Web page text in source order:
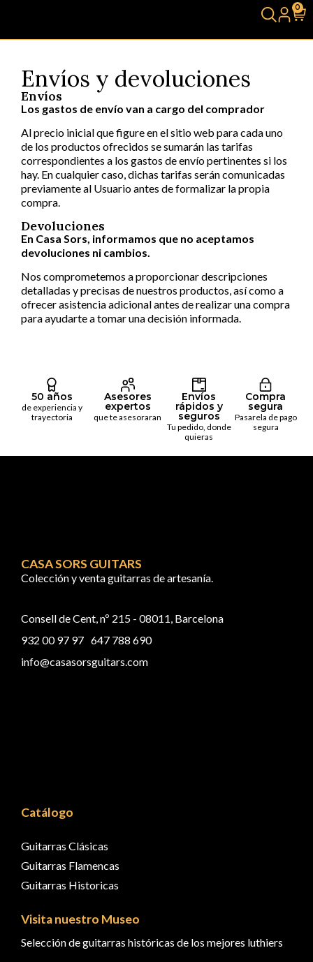
0
Envíos y devoluciones
Envíos
Los gastos de envío van a cargo del comprador
Al precio inicial que figure en el sitio web para cada uno
de los productos ofrecidos se sumarán las tarifas
correspondientes a los gastos de envío pertinentes si los
hay. En cualquier caso, dichas tarifas serán comunicadas
previamente al Usuario antes de formalizar la propia
compra.
Devoluciones
En Casa Sors, informamos que no aceptamos
devoluciones ni cambios.
Nos comprometemos a proporcionar descripciones
detalladas y precisas de nuestros productos, así como a
ofrecer asistencia adicional antes de realizar una compra
para ayudarte a tomar una decisión informada.
50 años
de experiencia y
trayectoria
Asesores
expertos
que te asesoraran
Envíos
rápidos y
seguros
Tu pedido, donde
quieras
Compra
segura
Pasarela de pago
segura
CASA SORS GUITARS
Colección y venta guitarras de artesanía.
Consell de Cent, nº 215 - 08011, Barcelona
932 00 97 97 647 788 690
info@casasorsguitars.com
Catálogo
Guitarras Clásicas
Guitarras Flamencas
Guitarras Historicas
Visita nuestro Museo
Selección de guitarras históricas de los mejores luthiers